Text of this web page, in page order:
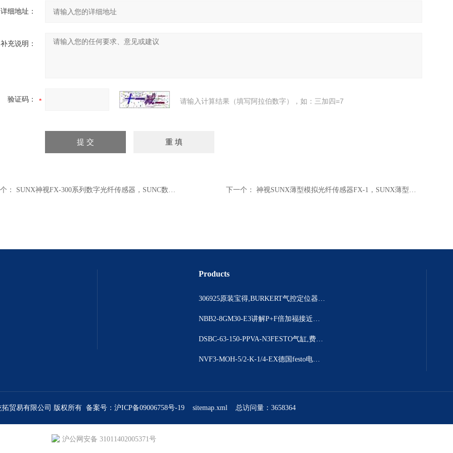
详细地址：
补充说明：
验证码： 请输入计算结果（填写阿拉伯数字），如：三加四=7
： SUNX神视FX-300系列数字光纤传感器，SUNC数字传感器 下一个： 神视SUNX薄型模拟光纤传感器FX-1，SUNX薄型传感器
Products
306925原装宝得,BURKERT气控定位器结构详情
NBB2-8GM30-E3讲解P+F倍加福接近开关选择要点
DSBC-63-150-PPVA-N3FESTO气缸,费斯托DSBC系列产品解说
NVF3-MOH-5/2-K-1/4-EX德国festo电磁阀，进口费斯托
贸易有限公司 版权所有 备案号： 沪ICP备09006758号-19 sitemap.xml 总访问量：3658364
沪公网安备 31011402005371号